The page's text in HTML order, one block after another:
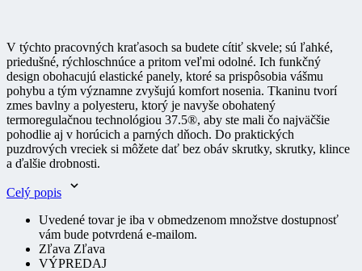
V týchto pracovných kraťasoch sa budete cítiť skvele; sú ľahké,
priedušné, rýchloschnúce a pritom veľmi odolné. Ich funkčný
design obohacujú elastické panely, ktoré sa prispôsobia vášmu
pohybu a tým významne zvyšujú komfort nosenia. Tkaninu tvorí
zmes bavlny a polyesteru, ktorý je navyše obohatený
termoregulačnou technológiou 37.5®, aby ste mali čo najväčšie
pohodlie aj v horúcich a parných dňoch. Do praktických
puzdrových vreciek si môžete dať bez obáv skrutky, skrutky, klince
a ďalšie drobnosti.
Celý popis
Uvedené tovar je iba v obmedzenom množstve dostupnosť
vám bude potvrdená e-mailom.
Zľava Zľava
VÝPREDAJ